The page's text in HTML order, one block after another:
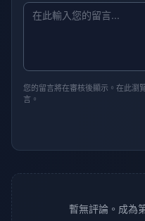
您的留言將在審核後顯示。在此瀏
言。
暫無評論。成為